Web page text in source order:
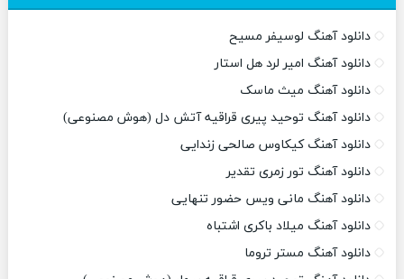
دانلود آهنگ لوسیفر مسیح
دانلود آهنگ امیر لرد هل استار
دانلود آهنگ میث ماسک
دانلود آهنگ توحید پیری قراقیه آتش دل (هوش مصنوعی)
دانلود آهنگ کیکاوس صالحی زندایی
دانلود آهنگ تور زمری تقدیر
دانلود آهنگ مانی ویس حضور تنهایی
دانلود آهنگ میلاد باکری اشتباه
دانلود آهنگ مستر تروما